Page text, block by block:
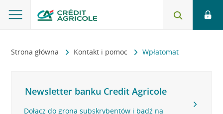
Strona główna Kontakt i pomoc Wpłatomat
Newsletter banku Credit Agricole
Dołącz do grona subskrybentów i bądź na